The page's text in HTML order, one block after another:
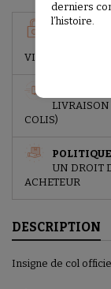
VIREMENT
LIVRAISON
COLIS)
UN DROIT
ACHETEUR
DESCRIPTION
Insigne de col
derniers
l’histoire.